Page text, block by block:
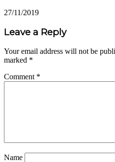
27/11/2019
Leave a Reply
Your email address will not be
marked *
Comment *
Name